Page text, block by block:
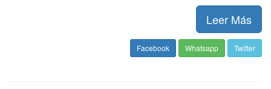
Leer Más
Facebook Whatsapp Twitter